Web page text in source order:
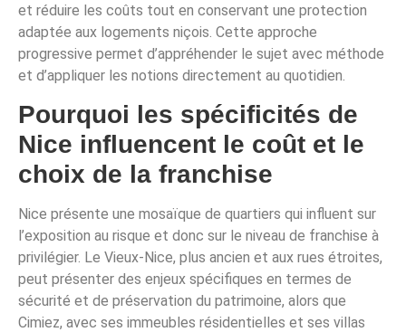
et réduire les coûts tout en conservant une protection
adaptée aux logements niçois. Cette approche
progressive permet d’appréhender le sujet avec méthode
et d’appliquer les notions directement au quotidien.
Pourquoi les spécificités de
Nice influencent le coût et le
choix de la franchise
Nice présente une mosaïque de quartiers qui influent sur
l’exposition au risque et donc sur le niveau de franchise à
privilégier. Le Vieux-Nice, plus ancien et aux rues étroites,
peut présenter des enjeux spécifiques en termes de
sécurité et de préservation du patrimoine, alors que
Cimiez, avec ses immeubles résidentielles et ses villas